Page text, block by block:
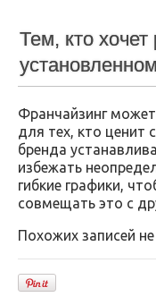
Тем, кто хочет
Франчайзинг
для тех, кто ценит
бренда
избежать
гибкие графики,
совмещать это с
Похожих записей не